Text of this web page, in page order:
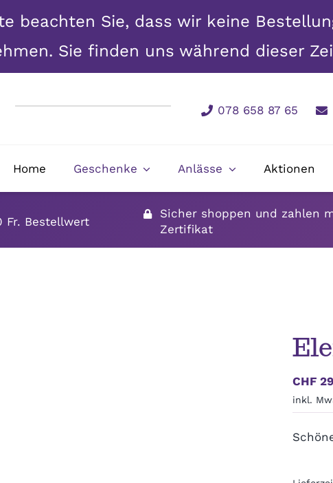
beachten Sie, dass wir keine
Sie finden uns während dieser
078 658 87 65
Home Geschenke Anlässe Aktionen
Fr. Bestellwert
Sicher shoppen und zahlen
Zertifikat
CHF
inkl.